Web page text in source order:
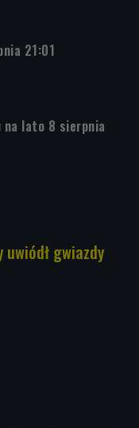
21:01
na lato 8 sierpnia
gwiazdy